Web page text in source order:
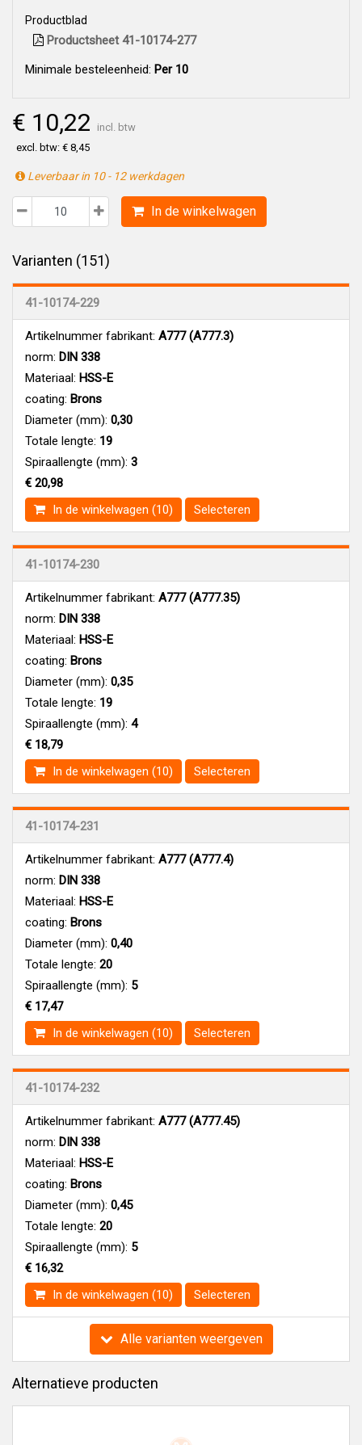
Productblad
Productsheet 41-10174-277
Minimale besteleenheid: Per 10
€ 10,22
incl. btw
excl. btw: € 8,45
Leverbaar in 10 - 12 werkdagen
In de winkelwagen
Varianten (151)
41-10174-229
Artikelnummer fabrikant: A777 (A777.3)
norm: DIN 338
Materiaal: HSS-E
coating: Brons
Diameter (mm): 0,30
Totale lengte: 19
Spiraallengte (mm): 3
€ 20,98
In de winkelwagen (10)
Selecteren
41-10174-230
Artikelnummer fabrikant: A777 (A777.35)
norm: DIN 338
Materiaal: HSS-E
coating: Brons
Diameter (mm): 0,35
Totale lengte: 19
Spiraallengte (mm): 4
€ 18,79
In de winkelwagen (10)
Selecteren
41-10174-231
Artikelnummer fabrikant: A777 (A777.4)
norm: DIN 338
Materiaal: HSS-E
coating: Brons
Diameter (mm): 0,40
Totale lengte: 20
Spiraallengte (mm): 5
€ 17,47
In de winkelwagen (10)
Selecteren
41-10174-232
Artikelnummer fabrikant: A777 (A777.45)
norm: DIN 338
Materiaal: HSS-E
coating: Brons
Diameter (mm): 0,45
Totale lengte: 20
Spiraallengte (mm): 5
€ 16,32
In de winkelwagen (10)
Selecteren
Alle varianten weergeven
Alternatieve producten